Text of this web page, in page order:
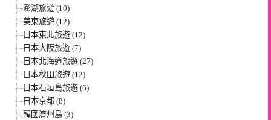
澎湖旅遊 (10)
美東旅遊 (12)
日本東北旅遊 (12)
日本大阪旅遊 (7)
日本北海道旅遊 (27)
日本秋田旅遊 (12)
日本石垣島旅遊 (6)
日本京都 (8)
韓國濟州島 (3)